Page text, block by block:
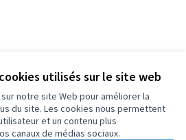
utilisés sur le site web
notre site Web pour améliorer la
du site. Les cookies nous permettent
et un contenu plus
canaux de médias sociaux.